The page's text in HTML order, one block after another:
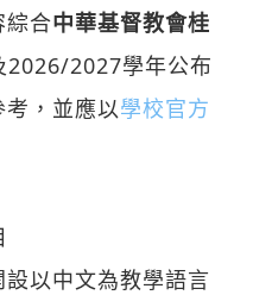
綜合中華基督教會桂
2027學年公布
，並應以學校官方
以中文為教學語言